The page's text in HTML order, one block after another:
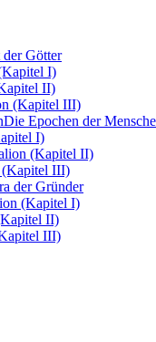
Götter
I)
II)
(Kapitel III)
Die Epochen der
I)
(Kapitel II)
(Kapitel III)
der Gründer
(Kapitel I)
II)
III)